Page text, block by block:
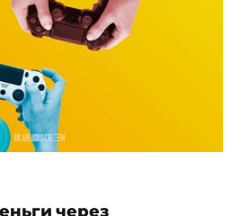
организация: *
является ли
были
через